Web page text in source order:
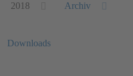
2018 Archiv
Downloads